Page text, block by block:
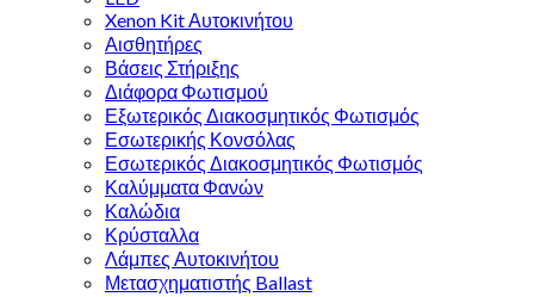
Xenon Kit Αυτοκινήτου
Αισθητήρες
Βάσεις Στήριξης
Διάφορα Φωτισμού
Εξωτερικός Διακοσμητικός Φωτισμός
Εσωτερικής Κονσόλας
Εσωτερικός Διακοσμητικός Φωτισμός
Καλύμματα Φανών
Καλώδια
Κρύσταλλα
Λάμπες Αυτοκινήτου
Μετασχηματιστής Ballast